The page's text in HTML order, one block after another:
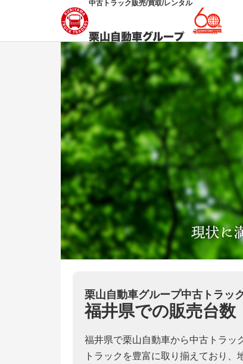
中古トラック販売/買取/レンタル
栗山自動車グループ中古トラッ
福井県での販売台数
福井県で栗山自動車から中古トラッ
トラックを豊富に取り揃えており